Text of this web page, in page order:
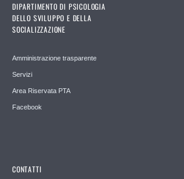
DIPARTIMENTO DI PSICOLOGIA
DELLO SVILUPPO E DELLA
SOCIALIZZAZIONE
Amministrazione trasparente
Servizi
Area Riservata PTA
Facebook
CONTATTI